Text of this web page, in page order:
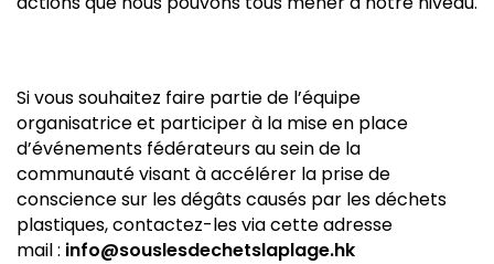
Si vous souhaitez faire partie de l’équipe
organisatrice et participer à la mise en place
d’événements fédérateurs au sein de la
communauté visant à accélérer la prise de
conscience sur les dégâts causés par les déchets
plastiques, contactez-les via cette adresse
mail: info@souslesdechetslaplage.hk